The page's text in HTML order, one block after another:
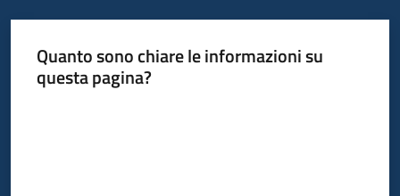
Quanto sono chiare le informazioni su
questa pagina?